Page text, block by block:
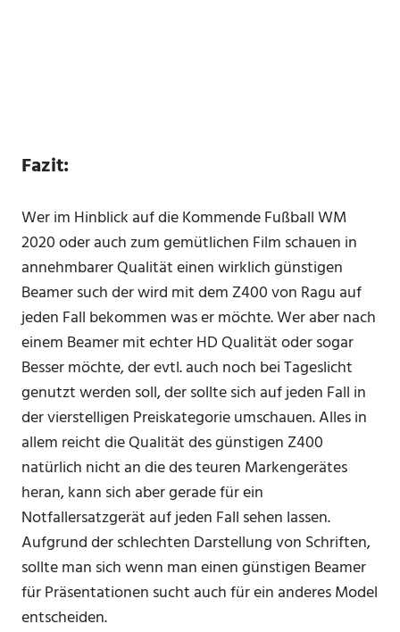
Fazit:
Wer im Hinblick auf die Kommende Fußball WM
2020 oder auch zum gemütlichen Film schauen in
annehmbarer Qualität einen wirklich günstigen
Beamer such der wird mit dem Z400 von Ragu auf
jeden Fall bekommen was er möchte. Wer aber nach
einem Beamer mit echter HD Qualität oder sogar
Besser möchte, der evtl. auch noch bei Tageslicht
genutzt werden soll, der sollte sich auf jeden Fall in
der vierstelligen Preiskategorie umschauen. Alles in
allem reicht die Qualität des günstigen Z400
natürlich nicht an die des teuren Markengerätes
heran, kann sich aber gerade für ein
Notfallersatzgerät auf jeden Fall sehen lassen.
Aufgrund der schlechten Darstellung von Schriften,
sollte man sich wenn man einen günstigen Beamer
für Präsentationen sucht auch für ein anderes Model
entscheiden.